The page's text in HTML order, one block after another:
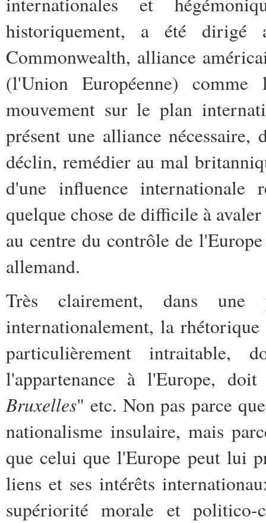
historiquement, a été dirigé
Commonwealth, alliance
(l'Union Européenne)
mouvement sur le plan
présent une alliance
déclin, remédier au mal
d'une influence internationale
quelque chose de difficile à
au centre du contrôle de
allemand.
Très clairement, dans
internationalement, la
particulièrement
l'appartenance à l'Europe,
Bruxelles" etc. Non pas parce
nationalisme insulaire, mais
que celui que l'Europe peut lui
liens et ses intérêts
supériorité morale et